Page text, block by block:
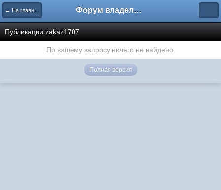
← На главную Форум владельцев интернет-магазинов
Публикации zakaz1707
По вашему запросу ничего не найдено.
Полная версия